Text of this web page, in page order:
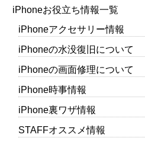
iPhoneお役立ち情報一覧
iPhoneアクセサリー情報
iPhoneの水没復旧について
iPhoneの画面修理について
iPhone時事情報
iPhone裏ワザ情報
STAFFオススメ情報